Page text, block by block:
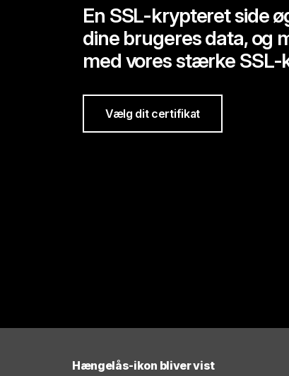
En SSL-krypteret side
dine brugeres data, og
med vores stærke SSL-
Vælg dit certifikat
Hængelås-ikon bliver vist